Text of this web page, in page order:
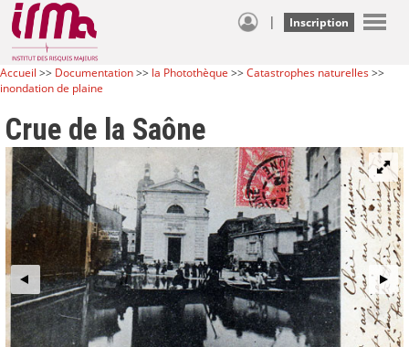
| Inscription
Accueil >> Documentation>> la Photothèque >>Catastrophes naturelles>>
inondation de plaine
Crue de la Saône